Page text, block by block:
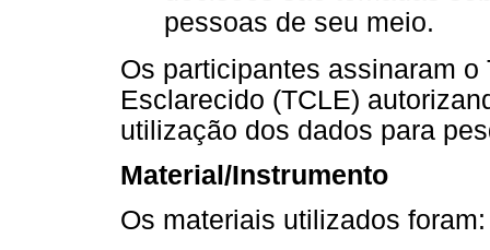
pessoas de seu meio.
Os participantes assinaram
Esclarecido (TCLE)
utilização dos dados para
Material/Instrumento
Os materiais utilizados foram: